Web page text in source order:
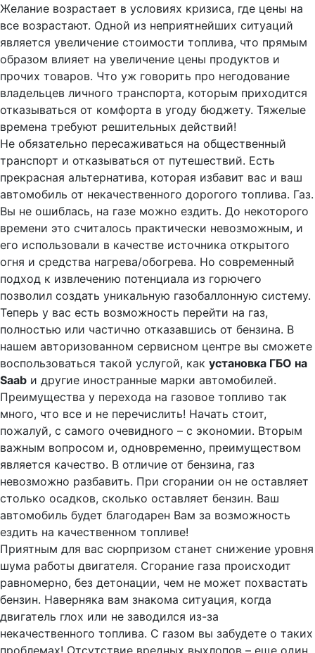
Желание возрастает в условиях кризиса, где цены на
все возрастают. Одной из неприятнейших ситуаций
является увеличение стоимости топлива, что прямым
образом влияет на увеличение цены продуктов и
прочих товаров. Что уж говорить про негодование
владельцев личного транспорта, которым приходится
отказываться от комфорта в угоду бюджету. Тяжелые
времена требуют решительных действий!
Не обязательно пересаживаться на общественный
транспорт и отказываться от путешествий. Есть
прекрасная альтернатива, которая избавит вас и ваш
автомобиль от некачественного дорогого топлива. Газ.
Вы не ошиблась, на газе можно ездить. До некоторого
времени это считалось практически невозможным, и
его использовали в качестве источника открытого
огня и средства нагрева/обогрева. Но современный
подход к извлечению потенциала из горючего
позволил создать уникальную газобаллонную систему.
Теперь у вас есть возможность перейти на газ,
полностью или частично отказавшись от бензина. В
нашем авторизованном сервисном центре вы сможете
воспользоваться такой услугой, как установка ГБО на
Saab и другие иностранные марки автомобилей.
Преимущества у перехода на газовое топливо так
много, что все и не перечислить! Начать стоит,
пожалуй, с самого очевидного – с экономии. Вторым
важным вопросом и, одновременно, преимуществом
является качество. В отличие от бензина, газ
невозможно разбавить. При сгорании он не оставляет
столько осадков, сколько оставляет бензин. Ваш
автомобиль будет благодарен Вам за возможность
ездить на качественном топливе!
Приятным для вас сюрпризом станет снижение уровня
шума работы двигателя. Сгорание газа происходит
равномерно, без детонации, чем не может похвастать
бензин. Наверняка вам знакома ситуация, когда
двигатель глох или не заводился из-за
некачественного топлива. С газом вы забудете о таких
проблемах! Отсутствие вредных выхлопов – еще один